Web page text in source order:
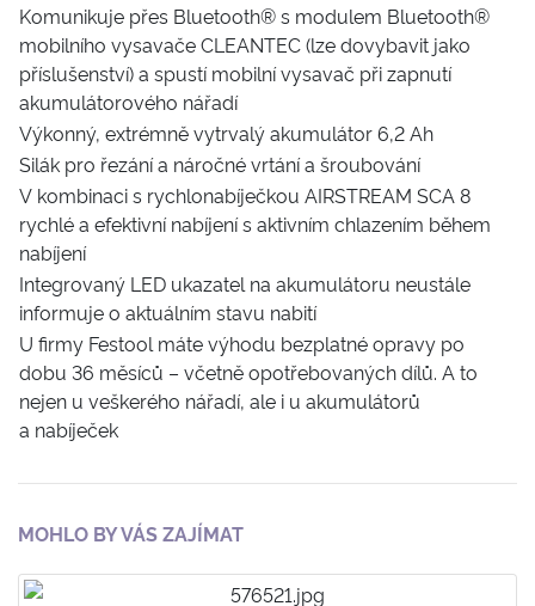
Komunikuje přes Bluetooth® s modulem Bluetooth®
mobilního vysavače CLEANTEC (lze dovybavit jako
příslušenství) a spustí mobilní vysavač při zapnutí
akumulátorového nářadí
Výkonný, extrémně vytrvalý akumulátor 6,2 Ah
Silák pro řezání a náročné vrtání a šroubování
V kombinaci s rychlonabíječkou AIRSTREAM SCA 8
rychlé a efektivní nabíjení s aktivním chlazením během
nabíjení
Integrovaný LED ukazatel na akumulátoru neustále
informuje o aktuálním stavu nabití
U firmy Festool máte výhodu bezplatné opravy po
dobu 36 měsíců – včetně opotřebovaných dílů. A to
nejen u veškerého nářadí, ale i u akumulátorů
a nabíječek
MOHLO BY VÁS ZAJÍMAT